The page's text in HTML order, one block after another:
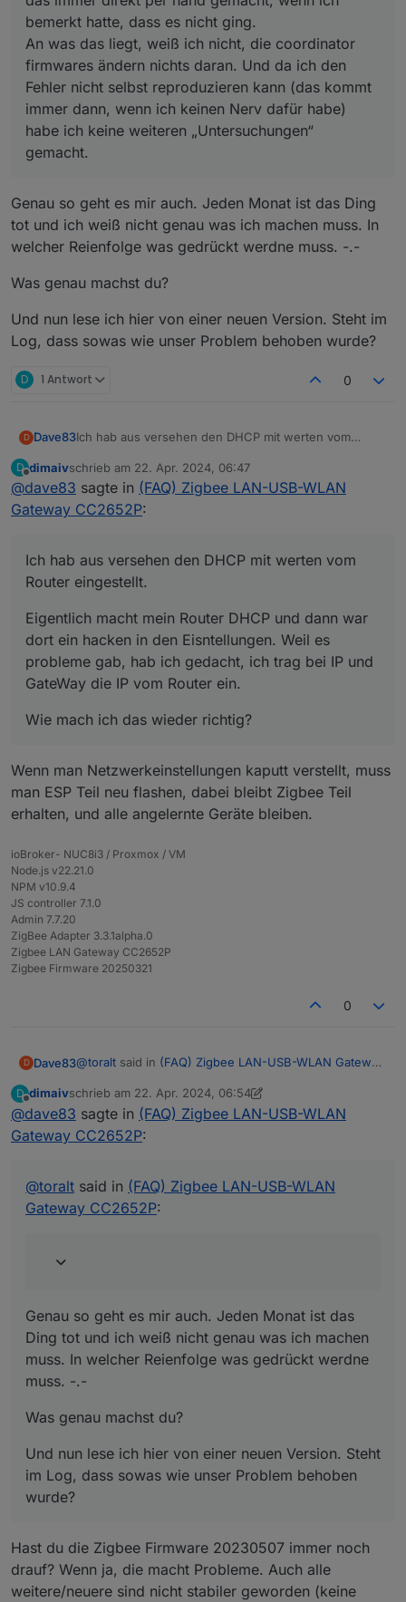
bemerkt hatte, dass es nicht ging.
An was das liegt, weiß ich nicht, die coordinator
firmwares ändern nichts daran. Und da ich den
Fehler nicht selbst reproduzieren kann (das kommt
immer dann, wenn ich keinen Nerv dafür habe)
habe ich keine weiteren „Untersuchungen“
gemacht.
Genau so geht es mir auch. Jeden Monat ist das Ding
tot und ich weiß nicht genau was ich machen muss. In
welcher Reienfolge was gedrückt werdne muss. -.-
Was genau machst du?
Und nun lese ich hier von einer neuen Version. Steht im
Log, dass sowas wie unser Problem behoben wurde?
D 1 Antwort 0
D Dave83Ich hab aus versehen den DHCP mit werten vom
Eigentlich macht mein Router DHCP und dann war dort
ein hacken in den Eisntellungen. Weil es probleme
gab, hab ich gedacht, ich trag bei IP und GateWay die
Wie mach ich das wieder richtig?
D
Offline
dimaivschrieb am 22. Apr. 2024, 06:47
zuletzt editiert von
@dave83 sagte in (FAQ) Zigbee LAN-USB-WLAN
Gateway CC2652P:
Ich hab aus versehen den DHCP mit werten vom
Router eingestellt.
Eigentlich macht mein Router DHCP und dann war
dort ein hacken in den Eisntellungen. Weil es
probleme gab, hab ich gedacht, ich trag bei IP und
GateWay die IP vom Router ein.
Wie mach ich das wieder richtig?
Wenn man Netzwerkeinstellungen kaputt verstellt, muss
man ESP Teil neu flashen, dabei bleibt Zigbee Teil
erhalten, und alle angelernte Geräte bleiben.
ioBroker- NUC8i3 / Proxmox / VM
Node.js v22.21.0
NPM v10.9.4
JS controller 7.1.0
Admin 7.7.20
ZigBee Adapter 3.3.1alpha.0
Zigbee LAN Gateway CC2652P
Zigbee Firmware 20250321
0
D Dave83@toralt said in (FAQ) Zigbee LAN-USB-WLAN Gateway
@pedder007ist bei mir ab und an auch so,
würde sagen so alle 2/3 monate geht auf einmal
nichts mehr bei zigbee2mqtt, obwohl der adapter
Oberfläche komme. Dann hilft nur ein hardreset.
Ich habe zwei dieser adapter und beide haben
das „Problem“. Ich wollte mir mal via blockly ein
nicht ging.
An was das liegt, weiß ich nicht, die coordinator
firmwares ändern nichts daran. Und da ich den
Fehler nicht selbst reproduzieren kann (das
gemacht.
Genau so geht es mir auch. Jeden Monat ist das Ding
welcher Reienfolge was gedrückt werdne muss. -.-
Was genau machst du?
Und nun lese ich hier von einer neuen Version. Steht
D
Offline
dimaivschrieb am 22. Apr. 2024, 06:54
zuletzt editiert von dimaiv
@dave83 sagte in (FAQ) Zigbee LAN-USB-WLAN
Gateway CC2652P:
@toralt said in (FAQ) Zigbee LAN-USB-WLAN
Gateway CC2652P:
Genau so geht es mir auch. Jeden Monat ist das
Ding tot und ich weiß nicht genau was ich machen
muss. In welcher Reienfolge was gedrückt werdne
muss. -.-
Was genau machst du?
Und nun lese ich hier von einer neuen Version. Steht
im Log, dass sowas wie unser Problem behoben
wurde?
Hast du die Zigbee Firmware 20230507 immer noch
drauf? Wenn ja, die macht Probleme. Auch alle
weitere/neuere sind nicht stabiler geworden (keine